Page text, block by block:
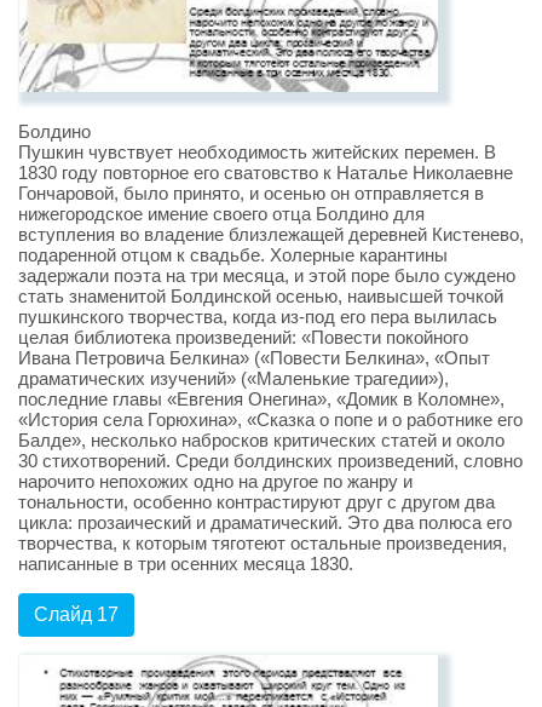
Болдино
Пушкин чувствует необходимость житейских перемен. В
1830 году повторное его сватовство к Наталье Николаевне
Гончаровой, было принято, и осенью он отправляется в
нижегородское имение своего отца Болдино для
вступления во владение близлежащей деревней Кистенево,
подаренной отцом к свадьбе. Холерные карантины
задержали поэта на три месяца, и этой поре было суждено
стать знаменитой Болдинской осенью, наивысшей точкой
пушкинского творчества, когда из-под его пера вылилась
целая библиотека произведений: «Повести покойного
Ивана Петровича Белкина» («Повести Белкина», «Опыт
драматических изучений» («Маленькие трагедии»),
последние главы «Евгения Онегина», «Домик в Коломне»,
«История села Горюхина», «Сказка о попе и о работнике его
Балде», несколько набросков критических статей и около
30 стихотворений. Среди болдинских произведений, словно
нарочито непохожих одно на другое по жанру и
тональности, особенно контрастируют друг с другом два
цикла: прозаический и драматический. Это два полюса его
творчества, к которым тяготеют остальные произведения,
написанные в три осенних месяца 1830.
Слайд 17